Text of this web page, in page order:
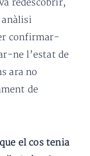
redescobrir,
anàlisi
confirmar-
ne l’estat de
ara no
de
el cos tenia